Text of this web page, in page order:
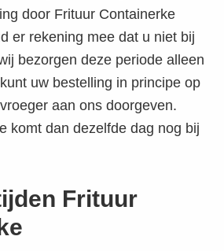
door Frituur Containerke
er rekening mee dat u niet bij
bezorgen deze periode alleen
uw bestelling in principe op
aan ons doorgeven.
komt dan dezelfde dag nog bij
Frituur